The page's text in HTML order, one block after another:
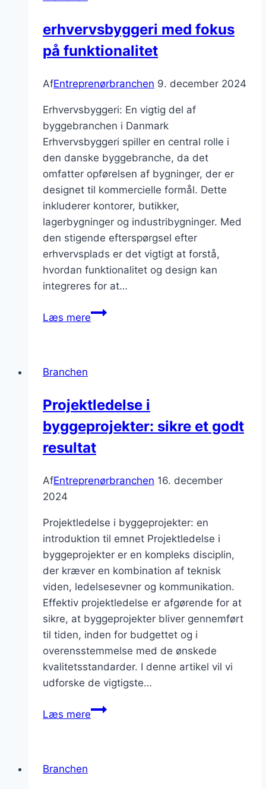
erhvervsbyggeri med fokus
på funktionalitet
AfEntreprenørbranchen 9. december 2024
Erhvervsbyggeri: En vigtig del af
byggebranchen i Danmark
Erhvervsbyggeri spiller en central rolle i
den danske byggebranche, da det
omfatter opførelsen af bygninger, der er
designet til kommercielle formål. Dette
inkluderer kontorer, butikker,
lagerbygninger og industribygninger. Med
den stigende efterspørgsel efter
erhvervsplads er det vigtigt at forstå,
hvordan funktionalitet og design kan
integreres for at…
Læs mereerhvervsbyggeri
Branchen
Projektledelse i
byggeprojekter: sikre et godt
resultat
AfEntreprenørbranchen 16. december
2024
Projektledelse i byggeprojekter: en
introduktion til emnet Projektledelse i
byggeprojekter er en kompleks disciplin,
der kræver en kombination af teknisk
viden, ledelsesevner og kommunikation.
Effektiv projektledelse er afgørende for at
sikre, at byggeprojekter bliver gennemført
til tiden, inden for budgettet og i
overensstemmelse med de ønskede
kvalitetsstandarder. I denne artikel vil vi
udforske de vigtigste…
Læs mereProjektledelse
Branchen